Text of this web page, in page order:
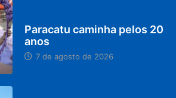
Paracatu caminha pelos 20
anos
7 de agosto de 2026